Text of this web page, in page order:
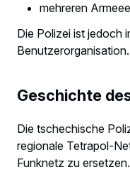
mehreren
Die Polizei ist jedoch
Benutzerorganisation.
Geschichte
Die tschechische
regionale Tetrapol-
Funknetz zu